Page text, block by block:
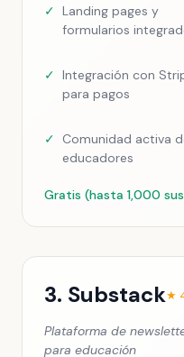
✓ Landing pages y
formularios
✓ Integración con
para pagos
✓
Comunidad activa
educadores
Gratis (hasta 1,000
3. Substack★
Plataforma de
para educación